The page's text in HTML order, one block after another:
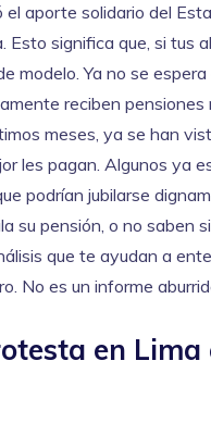
aporte solidario del
Esto significa que, si tus
modelo. Ya no se
reciben
meses, ya se han
les pagan. Algunos ya
podrían jubilarse
su pensión, o no saben
que te ayudan a
No es un informe
en